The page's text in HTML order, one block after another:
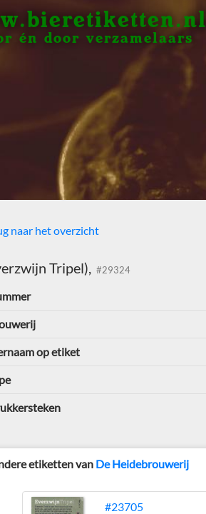
én door verzamelaars
naar het overzicht
Tripel), #29324
op etiket
etiketten van De Heidebrouwerij
#23705